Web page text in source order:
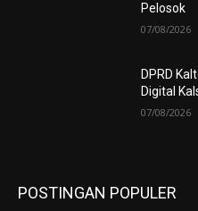
Pelosok
07/08/2026
DPRD
Digital
07/08/2026
POSTINGAN POPULER